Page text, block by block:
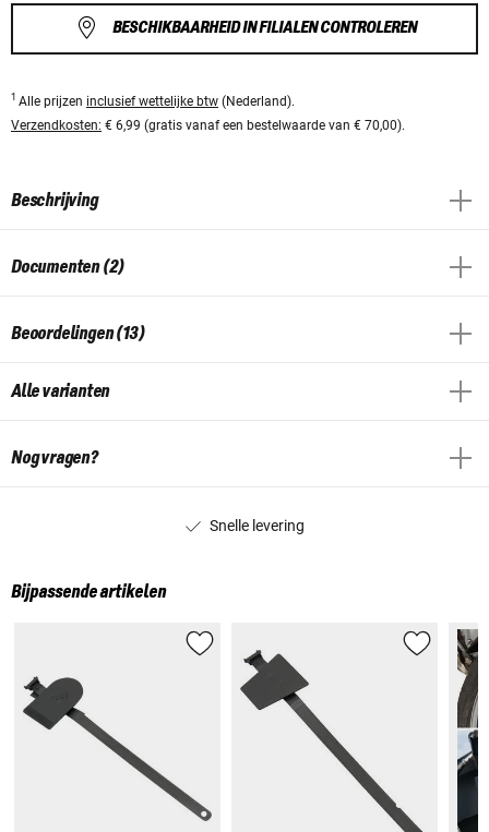
BESCHIKBAARHEID IN FILIALEN CONTROLEREN
1 Alle prijzen inclusief wettelijke btw (Nederland).
Verzendkosten: € 6,99 (gratis vanaf een bestelwaarde van € 70,00).
Beschrijving
Documenten (2)
Beoordelingen (13)
Alle varianten
Nog vragen?
Snelle levering
Bijpassende artikelen